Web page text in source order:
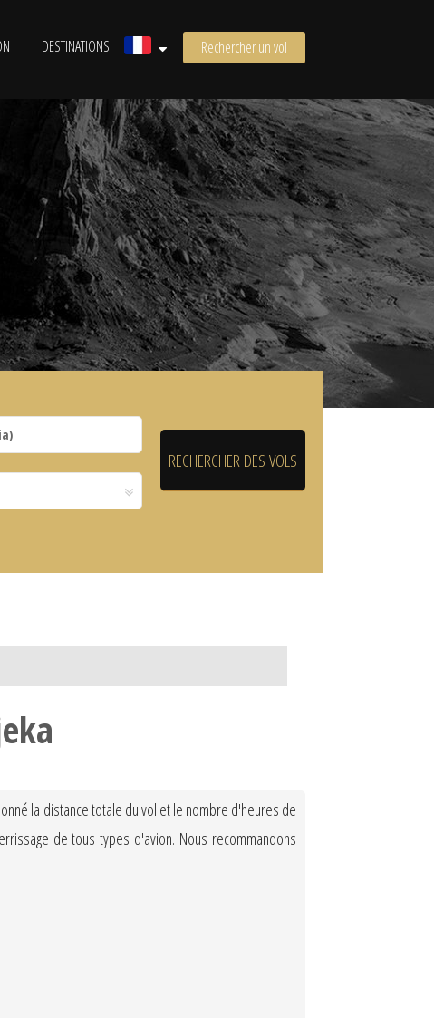
DESTINATIONS Rechercher un vol
la distance totale du vol et le nombre d'heures de
de tous types d'avion. Nous recommandons